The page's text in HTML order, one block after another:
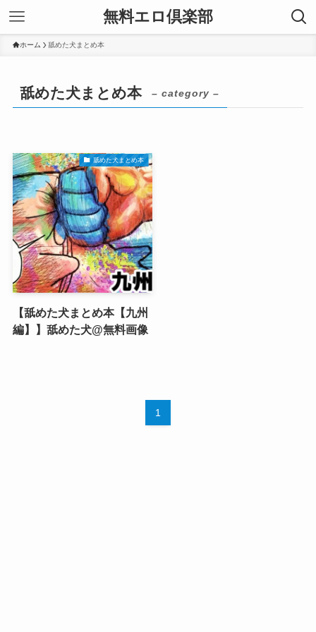
無料エロ倶楽部
ホーム 舐めた犬まとめ本
舐めた犬まとめ本 – category –
舐めた犬まとめ本
【舐めた犬まとめ本【九州
編】】舐めた犬@無料画像
1